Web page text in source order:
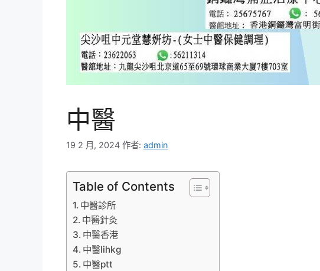
中醫
19 2 月, 2024 作者: admin
Table of Contents
中醫診所
中醫針灸
中醫香港
中醫lihkg
中醫ptt